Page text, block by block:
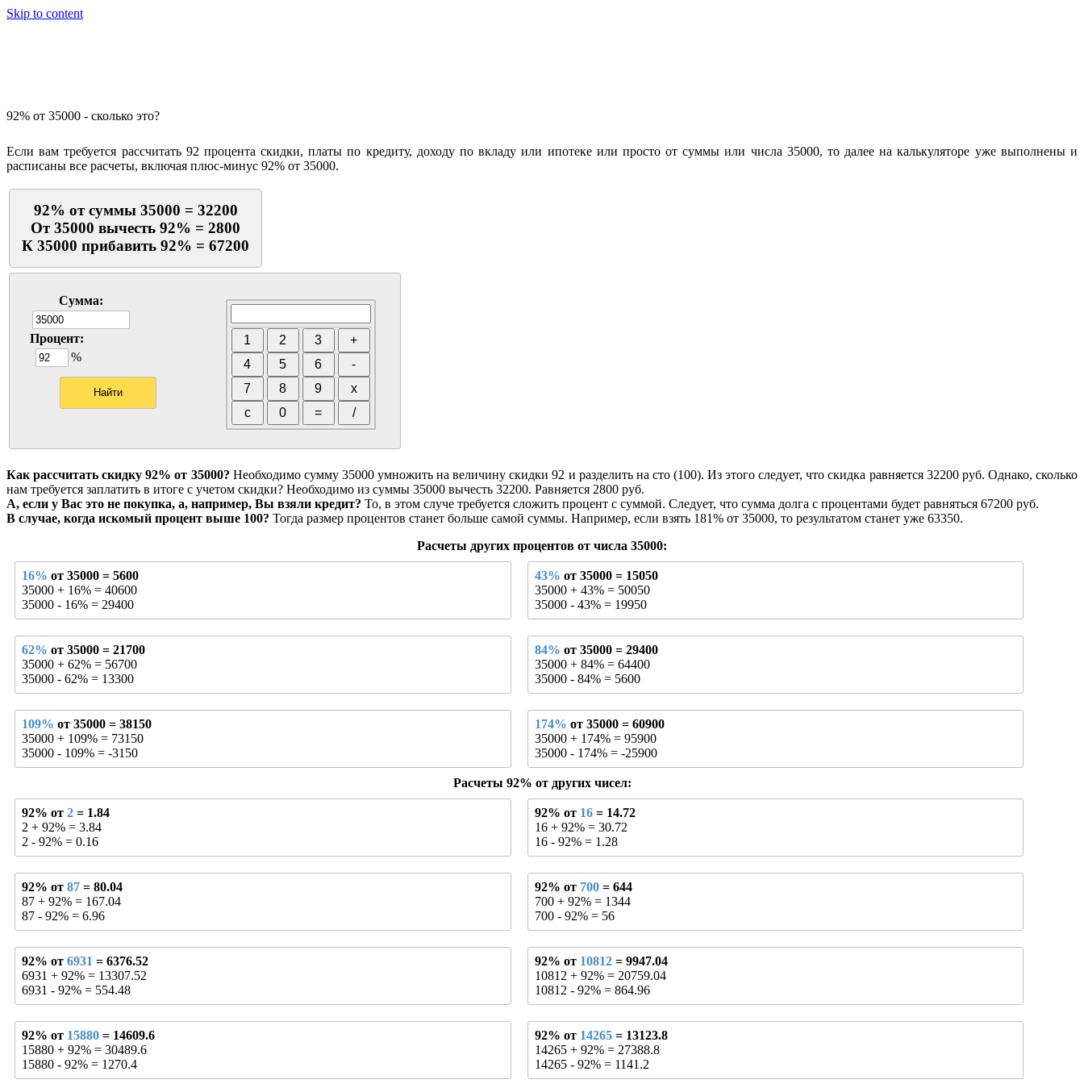
Skip to content
92% от 35000 - сколько это?
Если вам требуется рассчитать 92 процента скидки, платы по кредиту, доходу по вкладу или ипотеке или просто от суммы или числа 35000, то далее на калькуляторе уже выполнены и
расписаны все расчеты, включая плюс-минус 92% от 35000.
92% от суммы 35000 = 32200
От 35000 вычесть 92% = 2800
К 35000 прибавить 92% = 67200
Сумма:
Процент:
%
Как рассчитать скидку 92% от 35000? Необходимо сумму 35000 умножить на величину скидки 92 и разделить на сто (100). Из этого следует, что скидка равняется 32200 руб. Однако, сколько
нам требуется заплатить в итоге с учетом скидки? Необходимо из суммы 35000 вычесть 32200. Равняется 2800 руб.
А, если у Вас это не покупка, а, например, Вы взяли кредит? То, в этом случе требуется сложить процент с суммой. Следует, что сумма долга с процентами будет равняться 67200 руб.
В случае, когда искомый процент выше 100? Тогда размер процентов станет больше самой суммы. Например, если взять 181% от 35000, то результатом станет уже 63350.
Расчеты других процентов от числа 35000:
16% от 35000 = 5600
35000 + 16% = 40600
35000 - 16% = 29400
43% от 35000 = 15050
35000 + 43% = 50050
35000 - 43% = 19950
62% от 35000 = 21700
35000 + 62% = 56700
35000 - 62% = 13300
84% от 35000 = 29400
35000 + 84% = 64400
35000 - 84% = 5600
109% от 35000 = 38150
35000 + 109% = 73150
35000 - 109% = -3150
174% от 35000 = 60900
35000 + 174% = 95900
35000 - 174% = -25900
Расчеты 92% от других чисел:
92% от 2 = 1.84
2 + 92% = 3.84
2 - 92% = 0.16
92% от 16= 14.72
16 + 92% = 30.72
16 - 92% = 1.28
92% от 87 = 80.04
87 + 92% = 167.04
87 - 92% = 6.96
92% от 700= 644
700 + 92% = 1344
700 - 92% = 56
92% от 6931 = 6376.52
6931 + 92% = 13307.52
6931 - 92% = 554.48
92% от 10812= 9947.04
10812 + 92% = 20759.04
10812 - 92% = 864.96
92% от 15880 = 14609.6
15880 + 92% = 30489.6
15880 - 92% = 1270.4
92% от 14265= 13123.8
14265 + 92% = 27388.8
14265 - 92% = 1141.2